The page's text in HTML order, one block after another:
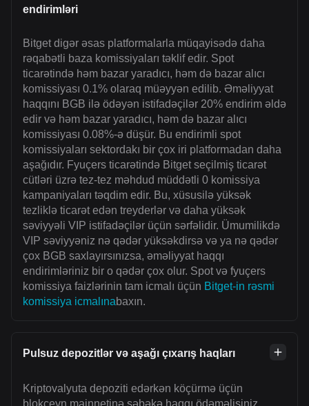
endirimləri
Bitget digər əsas platformalarla müqayisədə daha
rəqabətli baza komissiyaları təklif edir. Spot
ticarətində həm bazar yaradıcı, həm də bazar alıcı
komissiyası 0.1% olaraq müəyyən edilib. Əməliyyat
haqqını BGB ilə ödəyən istifadəçilər 20% endirim əldə
edir və həm bazar yaradıcı, həm də bazar alıcı
komissiyası 0.08%-ə düşür. Bu endirimli spot
komissiyaları sektordakı bir çox iri platformadan daha
aşağıdır. Fyuçers ticarətində Bitget seçilmiş ticarət
cütləri üzrə tez-tez məhdud müddətli 0 komissiya
kampaniyaları təqdim edir. Bu, xüsusilə yüksək
tezliklə ticarət edən treyderlər və daha yüksək
səviyyəli VIP istifadəçilər üçün sərfəlidir. Ümumilikdə
VIP səviyyəniz nə qədər yüksəkdirsə və ya nə qədər
çox BGB saxlayırsınızsa, əməliyyat haqqı
endirimləriniz bir o qədər çox olur. Spot və fyuçers
komissiya faizlərinin tam icmalı üçün Bitget-in rəsmi
komissiya icmalınabaxın.
Pulsuz depozitlər və aşağı çıxarış haqları
Kriptovalyuta depoziti edərkən köçürmə üçün
blokçeyn mainnetinə şəbəkə haqqı ödəməlisiniz.